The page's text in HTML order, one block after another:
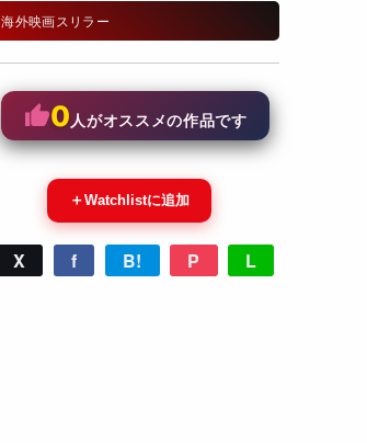
海外映画スリラー
0人がオススメの作品です
＋Watchlistに追加
X f B! P L